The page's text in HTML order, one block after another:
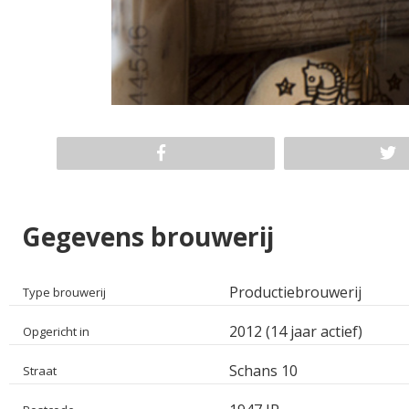
Gegevens brouwerij
Type brouwerij Productiebrouwerij
Opgericht in 2012 (14 jaar actief)
Straat Schans 10